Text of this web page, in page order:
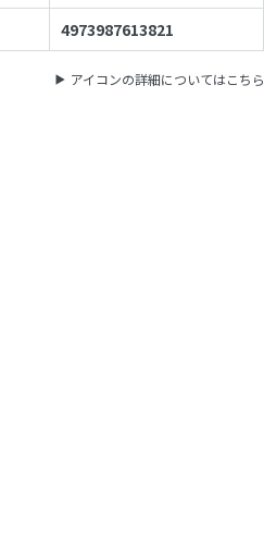
4973987613821
アイコンの詳細についてはこちら